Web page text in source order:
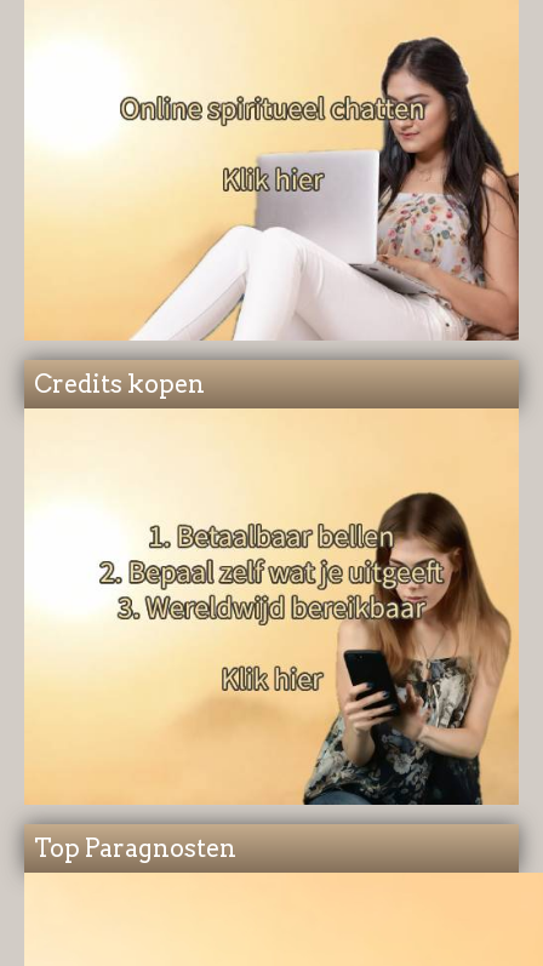
Credits kopen
Top Paragnosten